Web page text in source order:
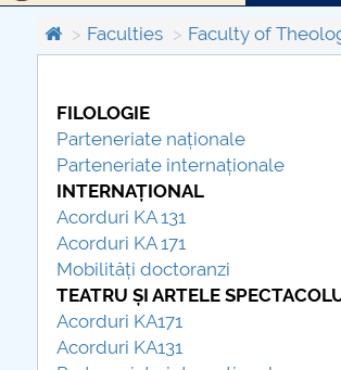
Contracte studii Ghiduri
Faculties Faculty of
FILOLOGIE
Parteneriate naționale
Parteneriate internaționale
INTERNAȚIONAL
Acorduri KA 131
Acorduri KA 171
Mobilități doctoranzi
TEATRU ȘI ARTELE
Acorduri KA171
Acorduri KA131